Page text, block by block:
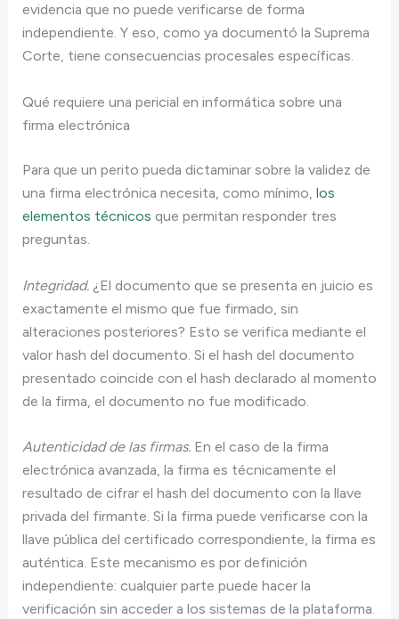
evidencia que no puede verificarse de forma
independiente. Y eso, como ya documentó la Suprema
Corte, tiene consecuencias procesales específicas.
Qué requiere una pericial en informática sobre una
firma electrónica
Para que un perito pueda dictaminar sobre la validez de
una firma electrónica necesita, como mínimo, los
elementos técnicos que permitan responder tres
preguntas.
Integridad.¿El documento que se presenta en juicio es
exactamente el mismo que fue firmado, sin
alteraciones posteriores? Esto se verifica mediante el
valor hash del documento. Si el hash del documento
presentado coincide con el hash declarado al momento
de la firma, el documento no fue modificado.
Autenticidad de las firmas.En el caso de la firma
electrónica avanzada, la firma es técnicamente el
resultado de cifrar el hash del documento con la llave
privada del firmante. Si la firma puede verificarse con la
llave pública del certificado correspondiente, la firma es
auténtica. Este mecanismo es por definición
independiente: cualquier parte puede hacer la
verificación sin acceder a los sistemas de la plataforma.